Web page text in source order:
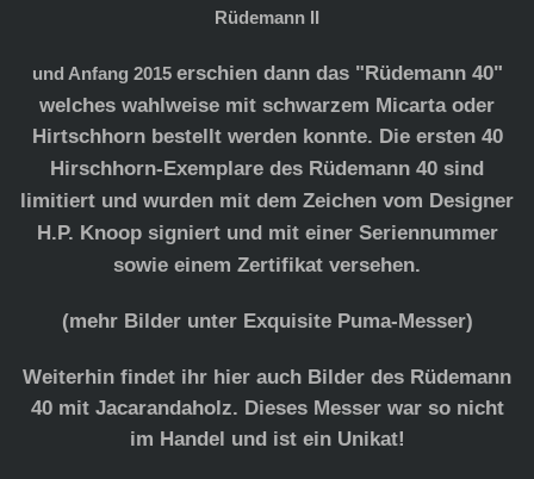
Rüdemann II
und Anfang 2015 erschien dann das "Rüdemann 40"
welches wahlweise mit schwarzem Micarta oder
Hirtschhorn bestellt werden konnte. Die ersten 40
Hirschhorn-Exemplare des Rüdemann 40 sind
limitiert und wurden mit dem Zeichen vom Designer
H.P. Knoop signiert und mit einer Seriennummer
sowie einem Zertifikat versehen.
(mehr Bilder unter Exquisite Puma-Messer)
Weiterhin findet ihr hier auch Bilder des Rüdemann
40 mit Jacarandaholz. Dieses Messer war so nicht
im Handel und ist ein Unikat!